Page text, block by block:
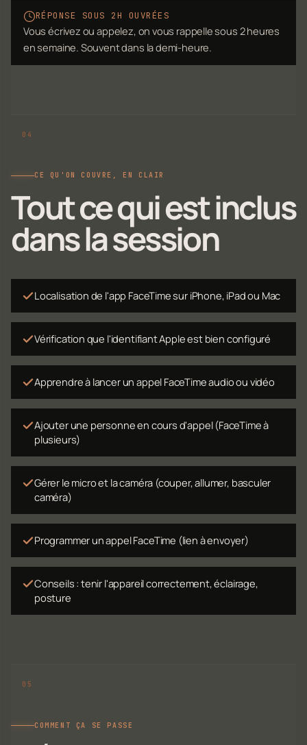
RÉPONSE SOUS 2H OUVRÉES
Vous écrivez ou appelez, on vous rappelle sous 2 heures
en semaine. Souvent dans la demi-heure.
CE QU'ON COUVRE, EN CLAIR
Tout ce qui est inclus
dans la session
Localisation de l'app FaceTime sur iPhone, iPad ou Mac
Vérification que l'identifiant Apple est bien configuré
Apprendre à lancer un appel FaceTime audio ou vidéo
Ajouter une personne en cours d'appel (FaceTime à
plusieurs)
Gérer le micro et la caméra (couper, allumer, basculer
caméra)
Programmer un appel FaceTime (lien à envoyer)
Conseils : tenir l'appareil correctement, éclairage,
posture
COMMENT ÇA SE PASSE